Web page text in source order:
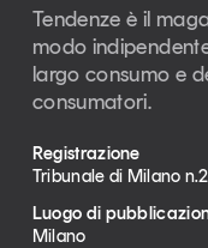
Tendenze è il
modo
largo consumo e
consumatori.
Registrazione
Tribunale di Milano
Luogo di
Milano